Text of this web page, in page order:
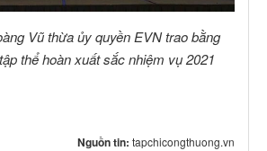
Vũ thừa ủy quyền EVN trao bằng
thể hoàn xuất sắc nhiệm vụ 2021
Nguồn tin: tapchicongthuong.vn